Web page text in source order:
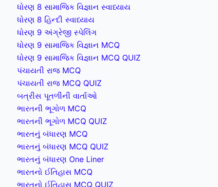
ધોરણ 8 સામાજિક વિજ્ઞાન સ્વાધ્યાય
ધોરણ 8 હિન્દી સ્વાધ્યાય
ધોરણ 9 અંગ્રેજી સ્પેલિંગ
ધોરણ 9 સામાજિક વિજ્ઞાન MCQ
ધોરણ 9 સામાજિક વિજ્ઞાન MCQ QUIZ
પંચાયતી રાજ MCQ
પંચાયતી રાજ MCQ QUIZ
બત્રીસ પૂતળીની વાર્તાઓ
ભારતની ભૂગોળ MCQ
ભારતની ભૂગોળ MCQ QUIZ
ભારતનું બંધારણ MCQ
ભારતનું બંધારણ MCQ QUIZ
ભારતનું બંધારણ One Liner
ભારતનો ઈતિહાસ MCQ
ભારતનો ઈતિહાસ MCQ QUIZ